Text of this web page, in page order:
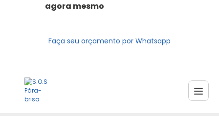
agora mesmo
Faça seu orçamento por Whatsapp